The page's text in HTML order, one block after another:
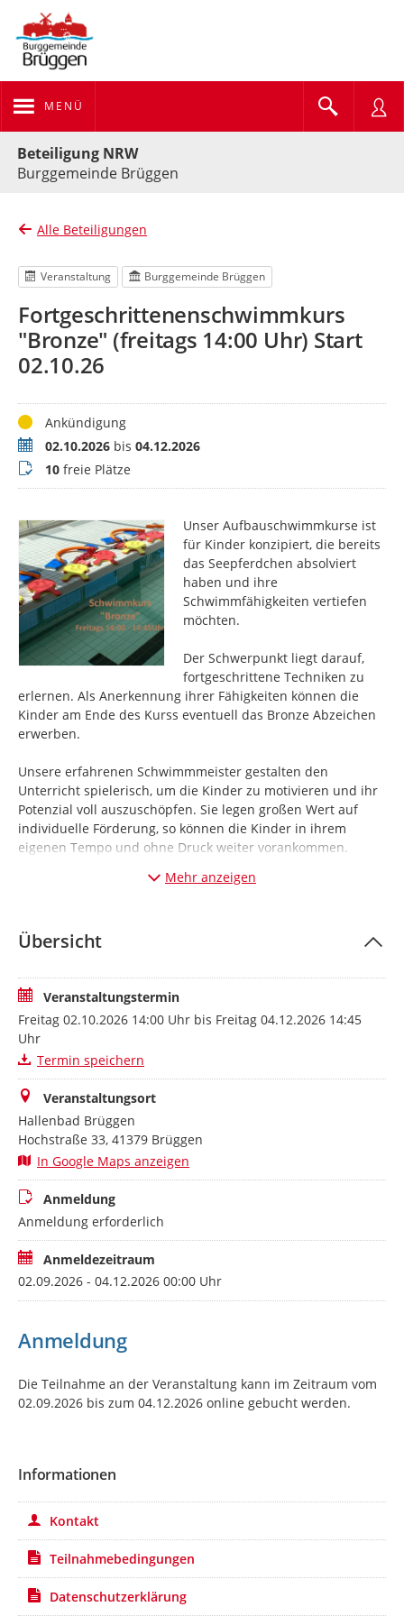
MENÜ
Beteiligung NRW
Burggemeinde Brüggen
Alle Beteiligungen
Veranstaltung Burggemeinde Brüggen
Fortgeschrittenenschwimmkurs
"Bronze" (freitags 14:00 Uhr) Start
02.10.26
StatusAnkündigung
Termin02.10.2026 bis 04.12.2026
Buchungsstatus
10 freie Plätze
Unser Aufbauschwimmkurse ist
für Kinder konzipiert, die bereits
das Seepferdchen absolviert
haben und ihre
Schwimmfähigkeiten vertiefen
möchten.
Der Schwerpunkt liegt darauf,
fortgeschrittene Techniken zu
erlernen. Als Anerkennung ihrer Fähigkeiten können die
Kinder am Ende des Kurss eventuell das Bronze Abzeichen
erwerben.
Unsere erfahrenen Schwimmmeister gestalten den
Unterricht spielerisch, um die Kinder zu motivieren und ihr
Potenzial voll auszuschöpfen. Sie legen großen Wert auf
individuelle Förderung, so können die Kinder in ihrem
eigenen Tempo und ohne Druck weiter vorankommen.
Vertiefung der Schwimmtechniken
10 Übungseinheiten je 45 Minuten
kleine Übungsgruppe mit zehn Kindern
Je Kurs 10 Einheiten freitags von 14:00 bis 14:45 Uhr für
95,00 Euro
Der Kurs findet grundsätzlich auch während der Ferien
statt.(Ausnahme Sommerferien)
Die Anmeldung ist erst mit einer rechtzeitigen Bezahlung
des Kursbeitrages abgeschlossen. (siehe
Teilnahmebedingungen)
Bei Fragen wenden Sie sich gerne jederzeit an das Team des
Hallenbads!
Mehr anzeigen
Übersicht
Veranstaltungstermin
Freitag 02.10.2026 14:00 Uhr bis Freitag 04.12.2026 14:45
Uhr
Termin speichern
Veranstaltungsort
Hallenbad Brüggen
Hochstraße 33, 41379 Brüggen
In Google Maps anzeigen
Anmeldung
Anmeldung erforderlich
Anmeldezeitraum
02.09.2026 - 04.12.2026 00:00 Uhr
Anmeldung
Die Teilnahme an der Veranstaltung kann im Zeitraum vom
02.09.2026 bis zum 04.12.2026 online gebucht werden.
Informationen
Kontakt
Teilnahmebedingungen
Datenschutzerklärung